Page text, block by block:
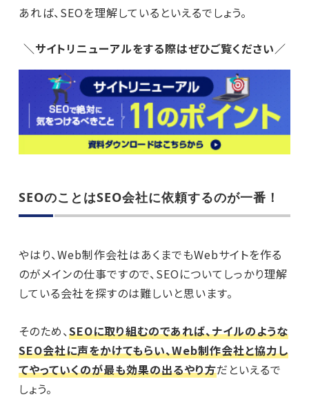
あれば、SEOを理解しているといえるでしょう。
＼サイトリニューアルをする際はぜひご覧ください／
SEOのことはSEO会社に依頼するのが一番！
やはり、Web制作会社はあくまでもWebサイトを作る
のがメインの仕事ですので、SEOについてしっかり理解
している会社を探すのは難しいと思います。
そのため、SEOに取り組むのであれば、ナイルのような
SEO会社に声をかけてもらい、Web制作会社と協力し
てやっていくのが最も効果の出るやり方だといえるで
しょう。